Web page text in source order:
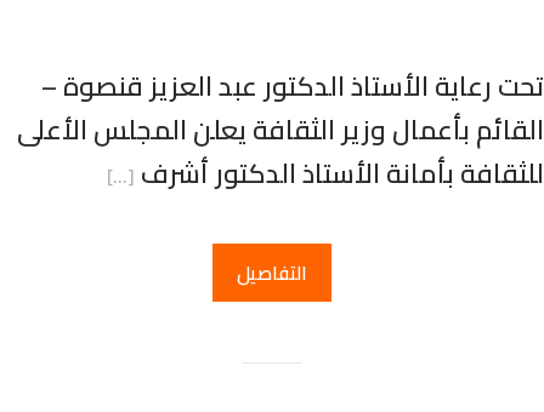
رعاية الأستاذ الدكتور عبد العزيز قنصوة –
بأعمال وزير الثقافة يعلن المجلس الأعلى
بأمانة الأستاذ الدكتور أشرف […]
التفاصيل